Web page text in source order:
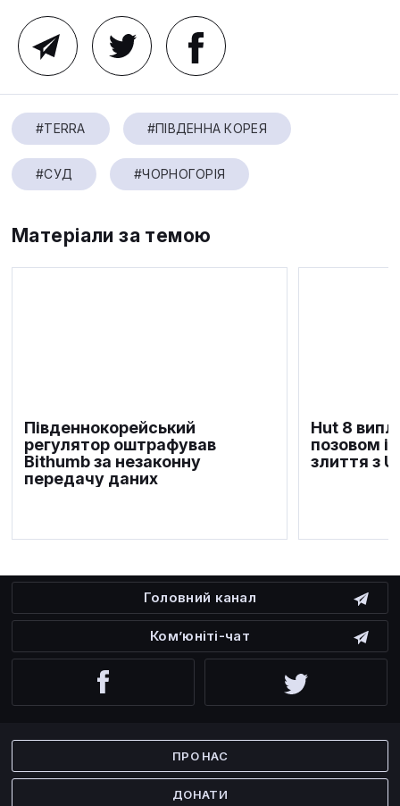
#TERRA #ПІВДЕННА КОРЕЯ
#СУД #ЧОРНОГОРІЯ
Матеріали за темою
Південнокорейський
регулятор оштрафував
Bithumb за незаконну
передачу даних
Hut 8
позовом
злиття з
Головний канал
Ком’юніті-чат
ПРО НАС
ДОНАТИ